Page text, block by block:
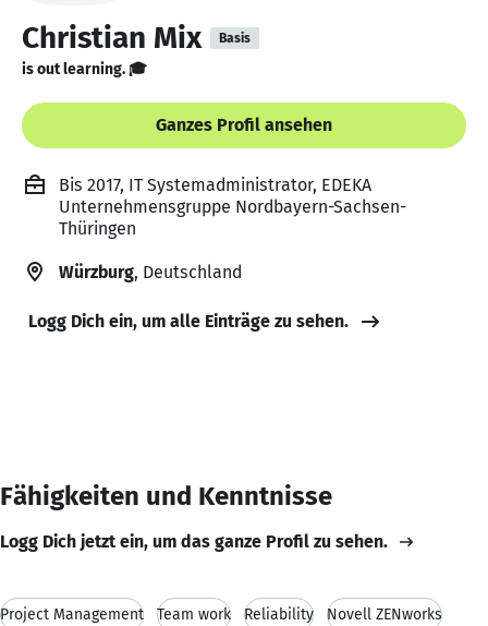
Christian Mix Basis
is out learning. 🎓
Ganzes Profil ansehen
Bis 2017, IT Systemadministrator, EDEKA
Unternehmensgruppe Nordbayern-Sachsen-
Thüringen
Würzburg, Deutschland
Logg Dich ein, um alle Einträge zu sehen.
Fähigkeiten und Kenntnisse
Logg Dich jetzt ein, um das ganze Profil zu sehen.
Project Management Team work Reliability Novell ZENworks